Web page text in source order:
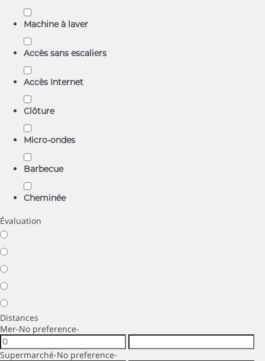
Machine à laver
Accès sans escaliers
Accès Internet
Clôture
Micro-ondes
Barbecue
Cheminée
Évaluation
Distances
Mer-No preference-
Supermarché-No preference-